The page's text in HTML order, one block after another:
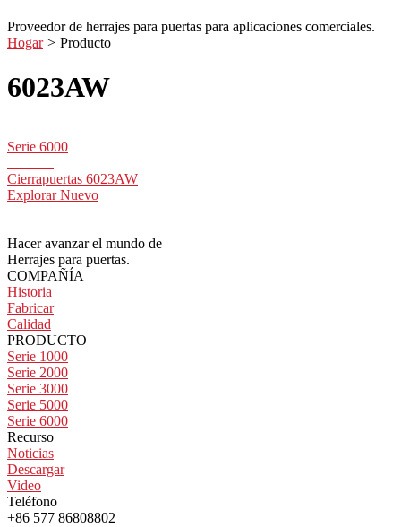
Proveedor de herrajes para puertas para aplicaciones comerciales.
Hogar > Producto
6023AW
Serie 6000
Cierrapuertas 6023AW
Explorar Nuevo
Hacer avanzar el mundo de
Herrajes para puertas.
COMPAÑÍA
Historia
Fabricar
Calidad
PRODUCTO
Serie 1000
Serie 2000
Serie 3000
Serie 5000
Serie 6000
Recurso
Noticias
Descargar
Video
Teléfono
+86 577 86808802